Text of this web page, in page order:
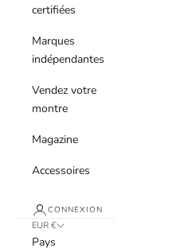
certifiées
Marques
indépendantes
Vendez votre
montre
Magazine
Accessoires
CONNEXION
EUR €
Pays